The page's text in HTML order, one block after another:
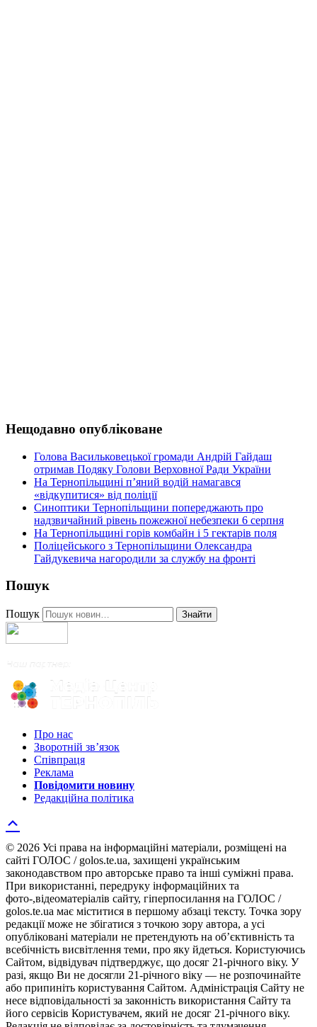
Нещодавно опубліковане
Голова Васильковецької громади Андрій Гайдаш
отримав Подяку Голови Верховної Ради України
На Тернопільщині п’яний водій намагався
«відкупитися» від поліції
Синоптики Тернопільщини попереджають про
надзвичайний рівень пожежної небезпеки 6 серпня
На Тернопільщині горів комбайн і 5 гектарів поля
Поліцейського з Тернопільщини Олександра
Гайдукевича нагородили за службу на фронті
Пошук
Пошук Знайти
Про нас
Зворотній зв’язок
Співпраця
Реклама
Повідомити новину
Редакційна політика
© 2026 Усі права на інформаційні матеріали, розміщені на
сайті ГОЛОС / golos.te.ua, захищені українським
законодавством про авторське право та інші суміжні права.
При використанні, передруку інформаційних та
фото-,відеоматеріалів сайту, гіперпосилання на ГОЛОС /
golos.te.ua має міститися в першому абзаці тексту. Точка зору
редакції може не збігатися з точкою зору автора, а усі
опубліковані матеріали не претендують на об’єктивність та
всебічність висвітлення теми, про яку йдеться. Користуючись
Сайтом, відвідувач підтверджує, що досяг 21-річного віку. У
разі, якщо Ви не досягли 21-річного віку — не розпочинайте
або припиніть користування Сайтом. Адміністрація Сайту не
несе відповідальності за законність використання Сайту та
його сервісів Користувачем, який не досяг 21-річного віку.